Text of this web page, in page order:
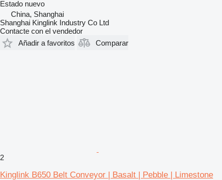
Estado nuevo
China, Shanghai
Shanghai Kinglink Industry Co Ltd
Contacte con el vendedor
Añadir a favoritos
Comparar
2
Kinglink B650 Belt Conveyor | Basalt | Pebble | Limestone